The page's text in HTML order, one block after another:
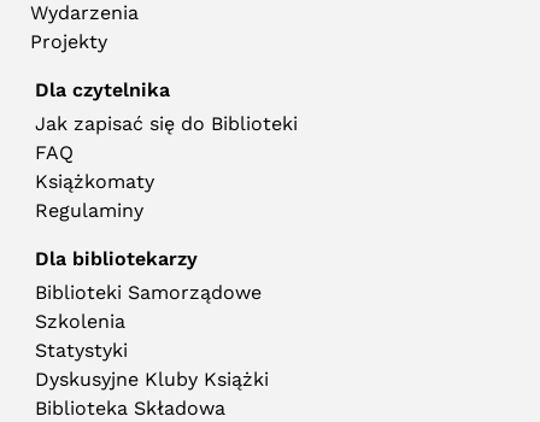
Wydarzenia
Projekty
Dla czytelnika
Jak zapisać się do Biblioteki
FAQ
Książkomaty
Regulaminy
Dla bibliotekarzy
Biblioteki Samorządowe
Szkolenia
Statystyki
Dyskusyjne Kluby Książki
Biblioteka Składowa